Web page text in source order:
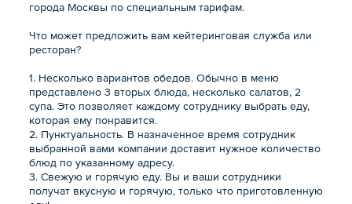
города Москвы по специальным тарифам.
Что может предложить вам кейтеринговая служба или
ресторан?
1. Несколько вариантов обедов. Обычно в меню
представлено 3 вторых блюда, несколько салатов, 2
супа. Это позволяет каждому сотруднику выбрать еду,
которая ему понравится.
2. Пунктуальность. В назначенное время сотрудник
выбранной вами компании доставит нужное количество
блюд по указанному адресу.
3. Свежую и горячую еду. Вы и ваши сотрудники
получат вкусную и горячую, только что приготовленную